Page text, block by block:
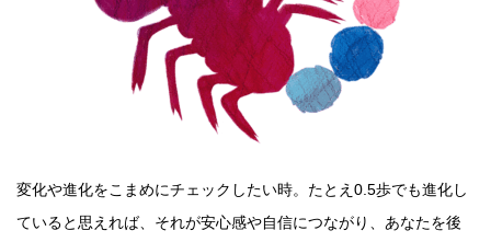
変化や進化をこまめにチェックしたい時。たとえ0.5歩でも進化し
ていると思えれば、それが安心感や自信につながり、あなたを後